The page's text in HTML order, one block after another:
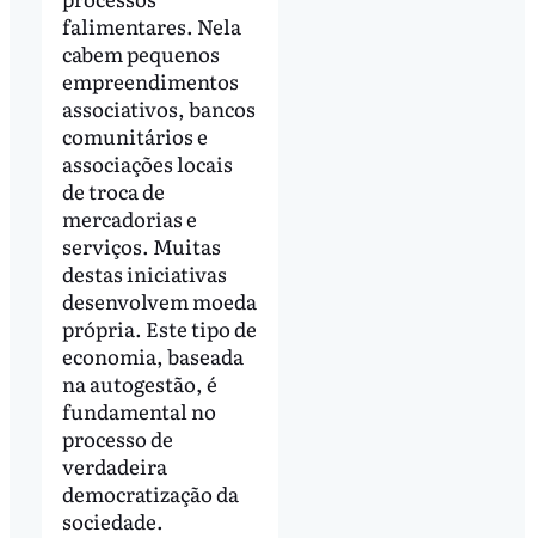
falimentares. Nela
cabem pequenos
empreendimentos
associativos, bancos
comunitários e
associações locais
de troca de
mercadorias e
serviços. Muitas
destas iniciativas
desenvolvem moeda
própria. Este tipo de
economia, baseada
na autogestão, é
fundamental no
processo de
verdadeira
democratização da
sociedade.